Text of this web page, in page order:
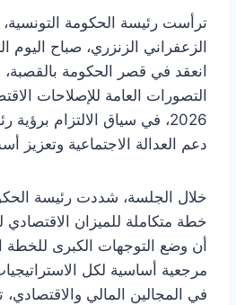
ترأست رئيسة الحكومة
الزعفراني الزنزري، صباح اليوم
انعقد في قصر الحكومة
التصورات العامة للإصلاحات
2026، في سياق الالتزام
دعم العدالة الاجتماعية وتعزيز
خلال الجلسة، شددت رئيسة
خطة متكاملة للميزان الاقتصادي
أن وضع التوجهات الكبرى للخطة
مرجعية أساسية لكل
في المجالين المالي والاقتصادي،